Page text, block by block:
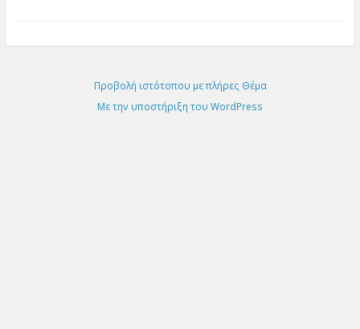
Προβολή ιστότοπου με πλήρες Θέμα
Με την υποστήριξη του WordPress